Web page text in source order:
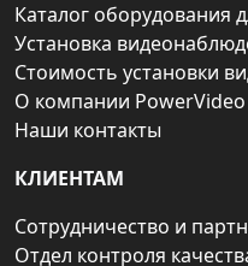
Каталог оборудования
Установка
Стоимость установки
О компании PowerVideo
Наши контакты
КЛИЕНТАМ
Сотрудничество и
Отдел контроля